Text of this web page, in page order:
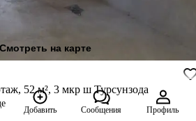
52 м², 3 мкр ш Турсунзода
Смотреть на карте
Добавить Сообщения Профиль